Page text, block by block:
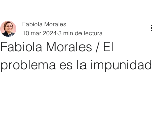
Fabiola Morales / El
problema es la impunidad
Fabiola Morales
10 mar 2024 3 min de lectura